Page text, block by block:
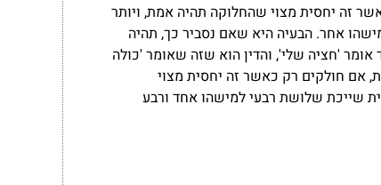
זה יחסית מצוי שהחלוקה תהיה אמת, ויותר
אחר. הבעיה היא שאם נסביר כך, תהיה
'חציה שלי', והדין הוא שזה שאומר 'כולה
אם חולקים רק כאשר זה יחסית מצוי
שייכת שלושת רבעי למישהו אחד ורבע